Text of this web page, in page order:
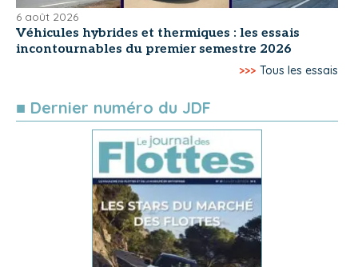
6 août 2026
Véhicules hybrides et thermiques : les essais
incontournables du premier semestre 2026
>>> Tous les essais
■ Dernier numéro du JDF